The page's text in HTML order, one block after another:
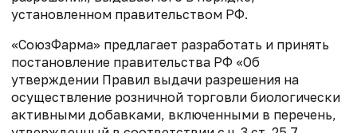
установленном правительством РФ.
«СоюзФарма» предлагает разработать и принять
постановление правительства РФ «Об
утверждении Правил выдачи разрешения на
осуществление розничной торговли биологически
активными добавками, включенными в перечень,